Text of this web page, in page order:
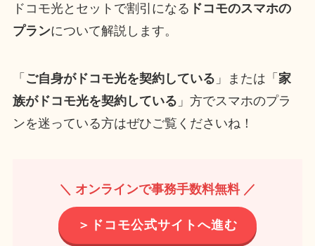
ドコモ光とセットで割引になる ドコモのスマホの
プランについて解説します。
「 ご自身がドコモ光を契約している 」または「 家
族がドコモ光を契約している 」方でスマホのプラ
ンを迷っている方はぜひご覧くださいね！
＼ オンラインで事務手数料無料 ／
＞ドコモ公式サイトへ進む